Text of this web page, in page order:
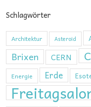
Schlagwörter
Architektur Asteroid
Brixen CERN
Energie
Erde